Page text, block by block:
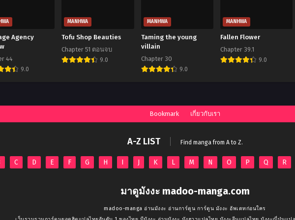
Agency
44
9.0
MANHWA
Tofu Shop Beauties
Chapter 51 ตอนจบ
9.0
MANHWA
Taming the young
villain
Chapter 30
9.0
MANHWA
Fallen Flower
Chapter 39.1
9.0
Bookmark เกี่ยวกับเรา
A-Z LIST Find manga from A to Z.
C D E F G H I J K L M N O P Q R
มาดูมังงะ madoo-manga.com
madoo-manga อ่านมังงะ อ่านการ์ตูน การ์ตูน มังงะ อัพเดทก่อนใคร